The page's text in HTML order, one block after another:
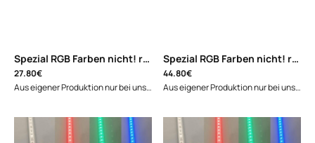
Spezial RGB Farben nicht! regelbar 50cm |FL-
27.80€
Aus eigener Produktion nur bei uns!!!Spezial RGB mit Pflanzenwachstumsfarben in wasserdichter Ausführung.Unsere LED-Lichtleisten bieten: Spezial Pflanzenwachtumsfarben in 460,530,660nm IP67-Zertifizierung für höchste Sicherheit und Schutz 24-Volt-Betrieb für höchste Energieeffizienz Aluminium-Kühlprofil für optimale Wärmeableitung 2-Meter-Anschlusskabel mit wasserdichtem Stecker und passendem Gegenstück mit offenen Kabelenden.bestes Binning. "Best Binning" bedeutet, dass jede LED sortiert wird und nur die besten verbaut werden."Best Binning" ist ein Indikator für Top-Qualität, da es eine präzise und kostspielige Selektion erfordert.Weißblaues Licht, Pflanzenwachstumsfarben, farbverstärkend für Pflanzen und Tiere.Möglichst nah zur Frontscheibe montieren und nach hinten drehen, dann kommen die metallischen Farben der Fische wie bei Sonneneinstrahlung. Lieferumfang: Lichtleiste mit 2m Anschlusskabel und passendem Stecker und offenen Kabelenden. 2 drehbare HalterungsclipsNiedervolt Schraubstecker 2,1x5,5mm Sichern Sie sich jetzt die Zukunft der Beleuchtungstechnologie und bestellen Sie unsere WellerLED-Lichtleisten! Wir freuen uns darauf, Ihnen die Vorteile unserer WellerLED-Lichtleisten zu bieten. Erleben Sie die positive Wirkung auf Ihre Pflanzen.Downloads: Deutsche Bedienungsanleitung zum Download Datenblatt zum Download Hersteller:WellerLED Licht für Pflanzen und Tiere Zum Stegacker 2 87541 Bad Hindelang Tel.: 08324-2530 Email: info@wellerled.com Sicherheitshinweise: Auf ausreichende Belüftung achten: Die Lichtleisten sind passiv gekühlt und ein Hitzestau verkürzt die Lebenszeit. Es dürfen nur Netzteile mit LED-Sicherheitszulassung angeschlossen werden. Auf die richtige Spannungsversorgung ist zu achten. Kein Betrieb in geschlossenen Meerwasser-Aquarien-Abdeckungen, da selbst das Schwitzwasser an den LED-Alu-Profilen zur Korrosion führt.
Spezial RGB Farben nicht! regelbar 90cm
44.80€
Aus eigener Produktion nur bei uns!!!Spezial RGB mit Pflanzenwachstumsfarben in wasserdichter Ausführung. Unsere LED-Lichtleisten bieten: Spezial Pflanzenwachtumsfarben in 460,530,660nm IP67-Zertifizierung für höchste Sicherheit und Schutz 24-Volt-Betrieb für höchste Energieeffizienz Aluminium-Kühlprofil für optimale Wärmeableitung 2-Meter-Anschlusskabel mit wasserdichtem Stecker und passendem Gegenstück mit offenen Kabelenden.bestes Binning. "Best Binning" bedeutet, dass jede LED sortiert wird und nur die besten verbaut werden."Best Binning" ist ein Indikator für Top-Qualität, da es eine präzise und kostspielige Selektion erfordert.Weißblaues Licht, Pflanzenwachstumsfarben, farbverstärkend für Pflanzen und Tiere.Möglichst nah zur Frontscheibe montieren und nach hinten drehen, dann kommen die metallischen Farben der Fische wie bei Sonneneinstrahlung.Lieferumfang: Lichtleiste mit 2m Anschlusskabel und passendem Stecker und offenen Kabelenden. 2 drehbare HalterungsclipsNiedervolt Schraubstecker 2,1x5,5mm Sichern Sie sich jetzt die Zukunft der Beleuchtungstechnologie und bestellen Sie unsere WellerLED-Lichtleisten! Wir freuen uns darauf, Ihnen die Vorteile unserer WellerLED-Lichtleisten zu bieten. Erleben Sie die positive Wirkung auf Ihre Pflanzen.Downloads: Deutsche Bedienungsanleitung zum Download Datenblatt zum Download Hersteller:WellerLED Licht für Pflanzen und Tiere Zum Stegacker 2 87541 Bad Hindelang Tel.: 08324-2530 Email: info@wellerled.com Sicherheitshinweise: Auf ausreichende Belüftung achten: Die Lichtleisten sind passiv gekühlt und ein Hitzestau verkürzt die Lebenszeit. Es dürfen nur Netzteile mit LED-Sicherheitszulassung angeschlossen werden. Auf die richtige Spannungsversorgung ist zu achten. Kein Betrieb in geschlossenen Meerwasser-Aquarien-Abdeckungen, da selbst das Schwitzwasser an den LED-Alu-Profilen zur Korrosion führt.